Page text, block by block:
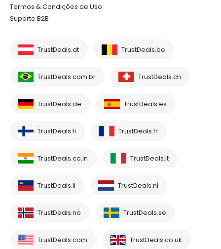
Termos & Condições de Uso
Suporte B2B
TrustDeals.at TrustDeals.be
TrustDeals.com.br TrustDeals.ch
TrustDeals.de TrustDeals.es
TrustDeals.fi TrustDeals.fr
TrustDeals.co.in TrustDeals.it
TrustDeals.li TrustDeals.nl
TrustDeals.no TrustDeals.se
TrustDeals.com TrustDeals.co.uk